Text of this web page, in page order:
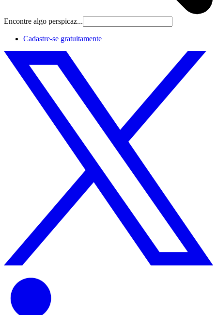
Encontre algo perspicaz...
Cadastre‐se gratuitamente